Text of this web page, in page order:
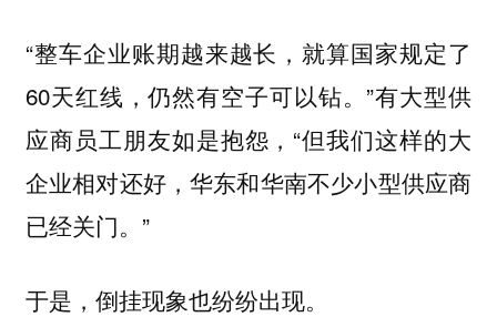
“整车企业账期越来越长，就算国家规定了
60天红线，仍然有空子可以钻。”有大型供
应商员工朋友如是抱怨，“但我们这样的大
企业相对还好，华东和华南不少小型供应商
已经关门。”
于是，倒挂现象也纷纷出现。